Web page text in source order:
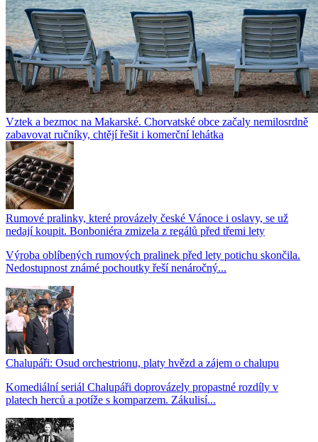
Vztek a bezmoc na Makarské. Chorvatské obce začaly nemilosrdně
zabavovat ručníky, chtějí řešit i komerční lehátka
Rumové pralinky, které provázely české Vánoce i oslavy, se už
nedají koupit. Bonboniéra zmizela z regálů před třemi lety
Výroba oblíbených rumových pralinek před lety potichu skončila.
Nedostupnost známé pochoutky řeší nenáročný...
Chalupáři: Osud orchestrionu, platy hvězd a zájem o chalupu
Komediální seriál Chalupáři doprovázely propastné rozdíly v
platech herců a potíže s komparzem. Zákulisí...